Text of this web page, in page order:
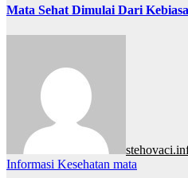
Mata Sehat Dimulai Dari
Informasi Kesehatan mata